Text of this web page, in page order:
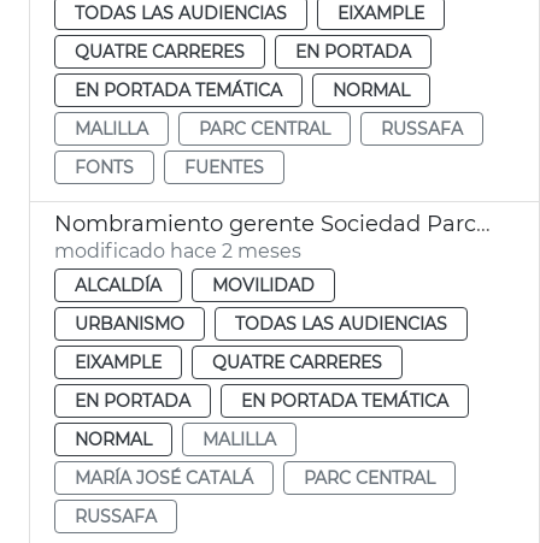
TODAS LAS AUDIENCIAS
EIXAMPLE
QUATRE CARRERES
EN PORTADA
EN PORTADA TEMÁTICA
NORMAL
MALILLA
PARC CENTRAL
RUSSAFA
FONTS
FUENTES
Nombramiento gerente Sociedad Parco Central València
modificado hace 2 meses
ALCALDÍA
MOVILIDAD
URBANISMO
TODAS LAS AUDIENCIAS
EIXAMPLE
QUATRE CARRERES
EN PORTADA
EN PORTADA TEMÁTICA
NORMAL
MALILLA
MARÍA JOSÉ CATALÁ
PARC CENTRAL
RUSSAFA